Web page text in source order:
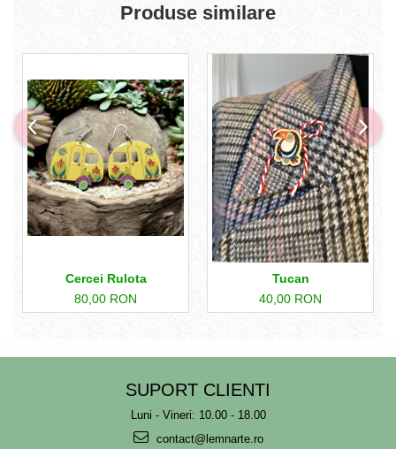
Produse similare
Cercei Rulota
80,00 RON
Tucan
40,00 RON
SUPORT CLIENTI
Luni - Vineri: 10.00 - 18.00
contact@lemnarte.ro